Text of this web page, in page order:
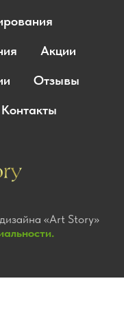
Акции
Отзывы
Контакты
«Art Story»